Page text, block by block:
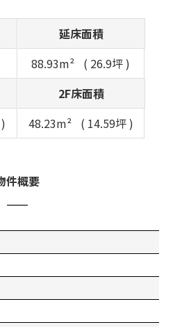
延床面積
88.93m²
26.9坪
2F床面積
48.23m²
14.59坪
件概要